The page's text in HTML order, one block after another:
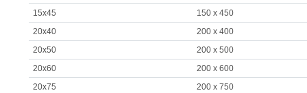
15x45
150 x 450
20x40
200 x 400
20x50
200 x 500
20x60
200 x 600
20x75
200 x 750